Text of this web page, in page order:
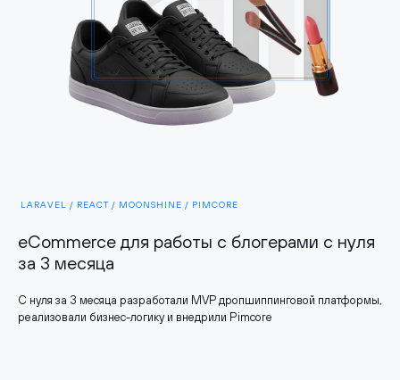
LARAVEL / REACT / MOONSHINE / PIMCORE
eCommerce для работы с блогерами с нуля
за 3 месяца
С нуля за 3 месяца разработали MVP дропшиппинговой платформы,
реализовали бизнес-логику и внедрили Pimcore